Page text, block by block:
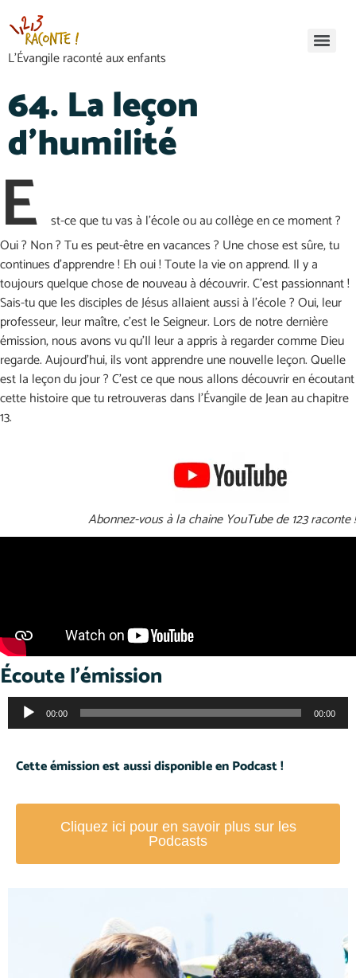
L’Évangile raconté aux enfants
64. La leçon
d’humilité
E
st-ce que tu vas à l’école ou au collège en ce moment ?
Oui ? Non ? Tu es peut-être en vacances ? Une chose est sûre, tu
continues d’apprendre ! Eh oui ! Toute la vie on apprend. Il y a
toujours quelque chose de nouveau à découvrir. C’est passionnant !
Sais-tu que les disciples de Jésus allaient aussi à l’école ? Oui, leur
professeur, leur maître, c’est le Seigneur. Lors de notre dernière
émission, nous avons vu qu’Il leur a appris à regarder comme Dieu
regarde. Aujourd’hui, ils vont apprendre une nouvelle leçon. Quelle
est la leçon du jour ? C’est ce que nous allons découvrir en écoutant
cette histoire que tu retrouveras dans l’Évangile de Jean au chapitre
13.
Abonnez-vous à la chaine YouTube de 123 raconte !
Écoute l'émission
Lecteur
audio
00:00 00:00
Cette émission est aussi disponible en Podcast !
Cliquez ici pour en savoir plus sur les
Podcasts